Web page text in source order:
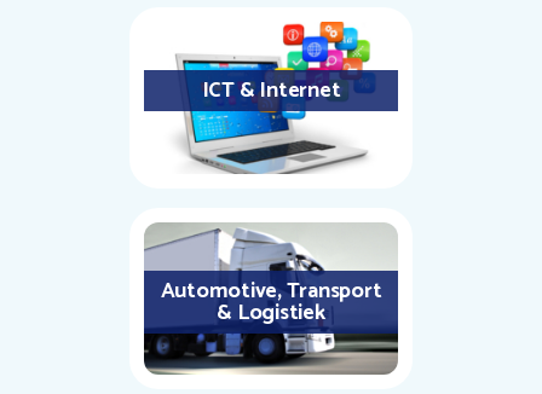
ICT & Internet
Automotive, Transport
& Logistiek